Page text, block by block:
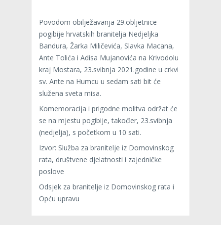
Povodom obilježavanja 29.obljetnice
pogibije hrvatskih branitelja Nedjeljka
Bandura, Žarka Miličevića, Slavka Macana,
Ante Tolića i Adisa Mujanovića na Krivodolu
kraj Mostara, 23.svibnja 2021.godine u crkvi
sv. Ante na Humcu u sedam sati bit će
služena sveta misa.
Komemoracija i prigodne molitva održat će
se na mjestu pogibije, također, 23.svibnja
(nedjelja), s početkom u 10 sati.
Izvor: Služba za branitelje iz Domovinskog
rata, društvene djelatnosti i zajedničke
poslove
Odsjek za branitelje iz Domovinskog rata i
Opću upravu